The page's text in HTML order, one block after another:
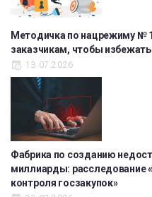
Методичка по нацрежиму №
заказчикам, чтобы
13.07.2026
Фабрика по созданию
миллиарды: расследование
контроля госзакупок»